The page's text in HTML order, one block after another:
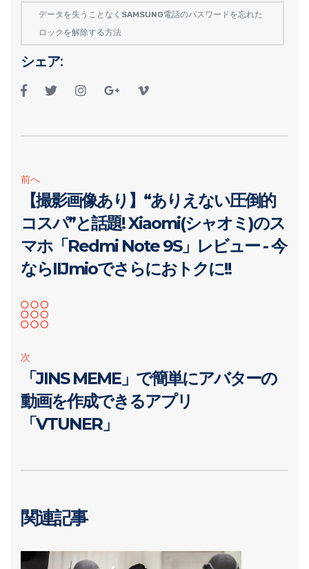
データを失うことなくSAMSUNG電話のパスワードを忘れた
ロックを解除する方法
シェア:
前へ
【撮影画像あり】“ありえない圧倒的
コスパ”と話題! Xiaomi(シャオミ)のス
マホ「Redmi Note 9S」レビュー - 今
ならIIJmioでさらにおトクに!!
次
「JINS MEME」で簡単にアバターの
動画を作成できるアプリ
「VTUNER」
関連記事